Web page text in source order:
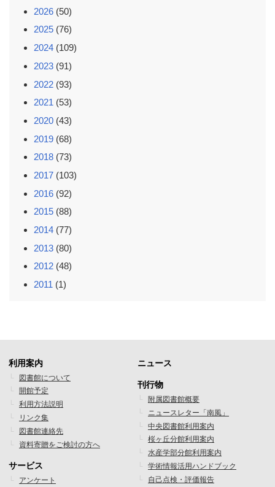
2026 (50)
2025 (76)
2024 (109)
2023 (91)
2022 (93)
2021 (53)
2020 (43)
2019 (68)
2018 (73)
2017 (103)
2016 (92)
2015 (88)
2014 (77)
2013 (80)
2012 (48)
2011 (1)
フ
ッ
タ
ー
メ
ニ
利用案内
図書館について
開館予定
利用方法説明
リンク集
図書館連絡先
資料寄贈をご検討の方へ
サービス
アンケート
フ
ッ
タ
ー
メ
ニ
ニュース
刊行物
附属図書館概要
ニュースレター「南風」
中央図書館利用案内
桜ヶ丘分館利用案内
水産学部分館利用案内
学術情報活用ハンドブック
自己点検・評価報告